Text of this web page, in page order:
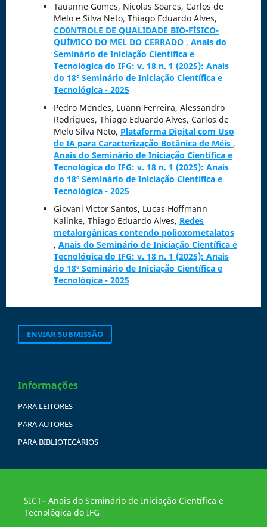
Tauanne Gomes, Nicolas Soares, Carlos de
Melo e Silva Neto, Thiago Eduardo Alves,
CO0NTROLE DE QUALIDADE BIO-FÍSICO-
QUÍMICO DO MEL DO CERRADO , Anais do
Seminário de Iniciação Científica e
Tecnológica do IFG: v. 18 n. 1 (2025): Anais
do 18º Seminário de Iniciação Científica e
Tecnológica - 2025
Pedro Mendes, Luann Ferreira, Alessandro
Rodrigues, Thiago Eduardo Alves, Carlos de
Melo Silva Neto, Plataforma Digital com Uso
de IA para Caracterização Botânica de Méis ,
Anais do Seminário de Iniciação Científica e
Tecnológica do IFG: v. 18 n. 1 (2025): Anais
do 18º Seminário de Iniciação Científica e
Tecnológica - 2025
Giovani Victor Santos, Lucas Hoffmann
Kalinke, Thiago Eduardo Alves, Redes
metalorgânicas contendo polioxometalatos
, Anais do Seminário de Iniciação Científica e
Tecnológica do IFG: v. 18 n. 1 (2025): Anais
do 18º Seminário de Iniciação Científica e
Tecnológica - 2025
ENVIAR SUBMISSÃO
Informações
PARA LEITORES
PARA AUTORES
PARA BIBLIOTECÁRIOS
SICT– Anais do Seminário de Iniciação Científica e
Tecnológica do IFG